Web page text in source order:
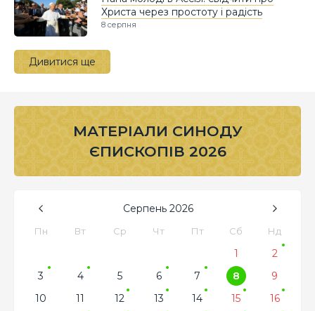
Христа через простоту і радість
8 серпня
Дивитися ще
МАТЕРІАЛИ СИНОДУ
ЄПИСКОПІВ 2026
Серпень 2026
Пн Вт Ср Чт Пт Сб Нд
1
2
3
4 5 6 7 8
9
10
11 12 13 14 15
16